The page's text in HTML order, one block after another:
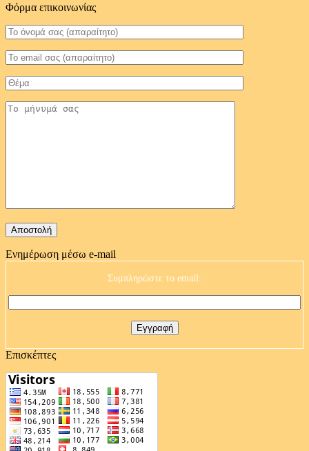
Φόρμα επικοινωνίας
Ενημέρωση μέσω e-mail
Συμπληρώστε το email:
Επισκέπτες